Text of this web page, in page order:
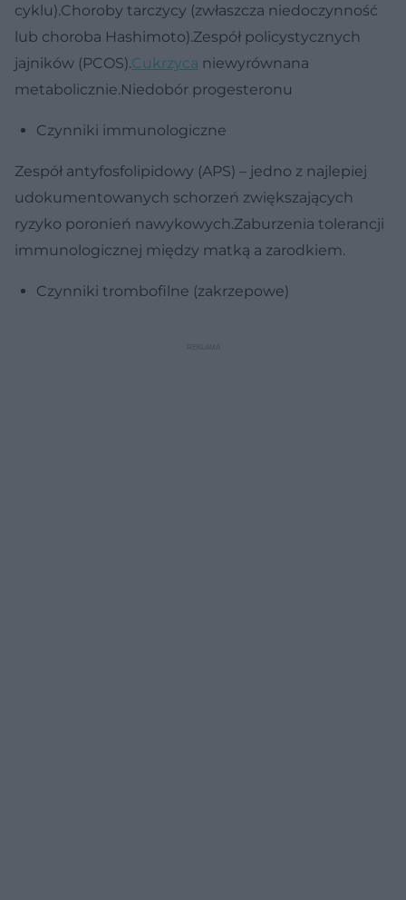
cyklu).Choroby tarczycy (zwłaszcza niedoczynność
lub choroba Hashimoto).Zespół policystycznych
jajników (PCOS).Cukrzyca niewyrównana
metabolicznie.Niedobór progesteronu
Czynniki immunologiczne
Zespół antyfosfolipidowy (APS) – jedno z najlepiej
udokumentowanych schorzeń zwiększających
ryzyko poronień nawykowych.Zaburzenia tolerancji
immunologicznej między matką a zarodkiem.
Czynniki trombofilne (zakrzepowe)